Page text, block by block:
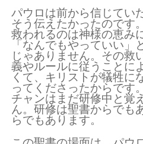
パウロは前から信じてい
そう伝えたかったのです
救われるのは神様の恵み
「なんでもやっていい
じゃありません。その救
義やルールに従うことに
くて、キリストが犠牲に
ってくださったからです
チャンはまだ研修中と覚
ん。研修は聖書からでも
らでもあります。